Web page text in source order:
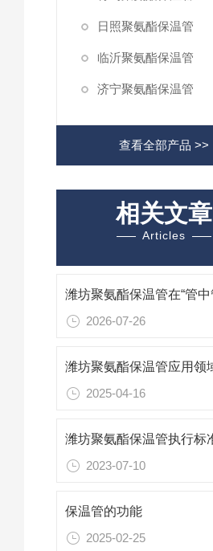
日照聚氨酯保温管
临沂聚氨酯保温管
济宁聚氨酯保温管
查看全部产品 >>
相关文章
Articles
2026-07-26
2025-04-16
2023-07-10
保温管的功能
2025-02-25